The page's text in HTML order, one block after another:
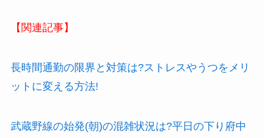
【関連記事】
長時間通勤の限界と対策は?ストレスやうつをメリ
ットに変える方法!
武蔵野線の始発(朝)の混雑状況は?平日の下り府中